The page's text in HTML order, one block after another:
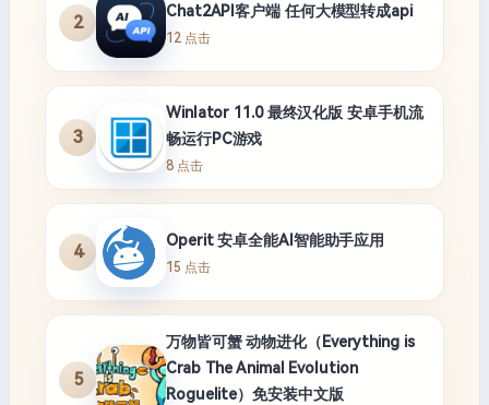
2
Chat2API客户端 任何大模型转成api
12 点击
3
Winlator 11.0 最终汉化版 安卓手机流
畅运行PC游戏
8 点击
4
Operit 安卓全能AI智能助手应用
15 点击
5
万物皆可蟹 动物进化（Everything is
Crab The Animal Evolution
Roguelite）免安装中文版